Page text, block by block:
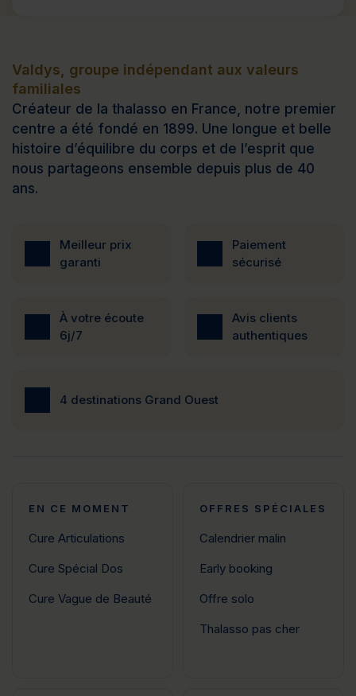
Valdys, groupe indépendant aux valeurs
familiales
Créateur de la thalasso en France, notre premier
centre a été fondé en 1899. Une longue et belle
histoire d’équilibre du corps et de l’esprit que
nous partageons ensemble depuis plus de 40
ans.
Meilleur prix
garanti
Paiement
sécurisé
À votre écoute
6j/7
Avis clients
authentiques
4 destinations Grand Ouest
EN CE MOMENT
Cure Articulations
Cure Spécial Dos
Cure Vague de Beauté
OFFRES SPÉCIALES
Calendrier malin
Early booking
Offre solo
Thalasso pas cher